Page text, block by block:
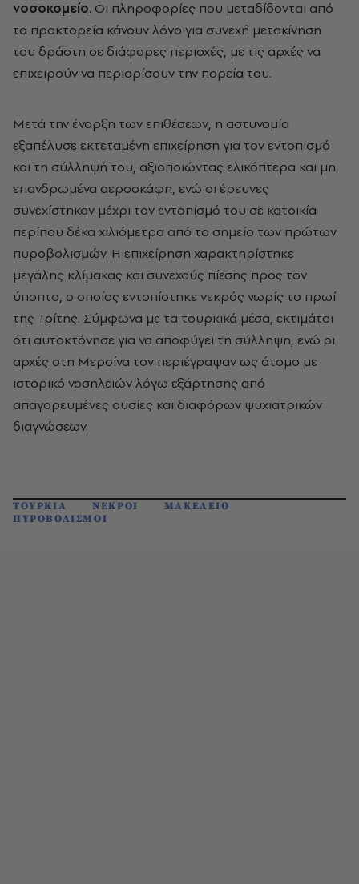
νοσοκομείο. Οι πληροφορίες που μεταδίδονται από
τα πρακτορεία κάνουν λόγο για συνεχή μετακίνηση
του δράστη σε διάφορες περιοχές, με τις αρχές να
επιχειρούν να περιορίσουν την πορεία του.
Μετά την έναρξη των επιθέσεων, η αστυνομία
εξαπέλυσε εκτεταμένη επιχείρηση για τον εντοπισμό
και τη σύλληψή του, αξιοποιώντας ελικόπτερα και μη
επανδρωμένα αεροσκάφη, ενώ οι έρευνες
συνεχίστηκαν μέχρι τον εντοπισμό του σε κατοικία
περίπου δέκα χιλιόμετρα από το σημείο των πρώτων
πυροβολισμών. Η επιχείρηση χαρακτηρίστηκε
μεγάλης κλίμακας και συνεχούς πίεσης προς τον
ύποπτο, ο οποίος εντοπίστηκε νεκρός νωρίς το πρωί
της Τρίτης. Σύμφωνα με τα τουρκικά μέσα, εκτιμάται
ότι αυτοκτόνησε για να αποφύγει τη σύλληψη, ενώ οι
αρχές στη Μερσίνα τον περιέγραψαν ως άτομο με
ιστορικό νοσηλειών λόγω εξάρτησης από
απαγορευμένες ουσίες και διαφόρων ψυχιατρικών
διαγνώσεων.
ΤΟΥΡΚΙΑ ΝΕΚΡΟΙ
ΜΑΚΕΛΕΙΟ
ΠΥΡΟΒΟΛΙΣΜΟΙ